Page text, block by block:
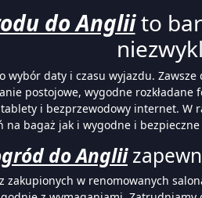
do Angliito
wybór daty i czasu wyjazdu.
postojowe, wygodne
i bezprzewodowy internet.
bagaż jak i wygodne i
do Anglii
zakupionych w renomowanych